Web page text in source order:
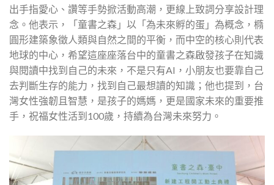
出手指愛心、讚等手勢掀活動高潮，更線上致詞分享設計理
念。他表示，「童書之森」以「為未來孵的蛋」為概念，橢
圓形建築象徵人類與自然之間的平衡，而中空的核心則代表
地球的中心，希望這座座落台中的童書之森啟發孩子在知識
與閱讀中找到自己的未來，不是只有AI，小朋友也要靠自己
去判斷生存的能力，找到自己最想讀的知識；他也提到，台
灣女性強韌且智慧，是孩子的媽媽，更是國家未來的重要推
手，祝福女性活到100歲，持續為台灣未來努力。